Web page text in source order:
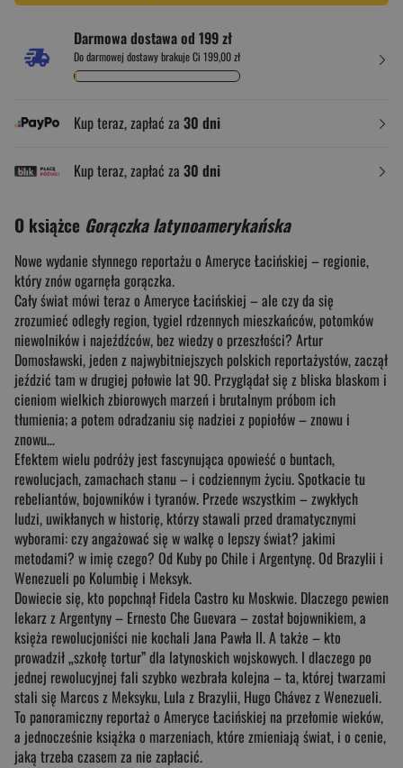
Darmowa dostawa od 199 zł
Do darmowej dostawy brakuje Ci 199,00 zł
Kup teraz, zapłać za 30 dni
Kup teraz, zapłać za 30 dni
O książce Gorączka latynoamerykańska
Nowe wydanie słynnego reportażu o Ameryce Łacińskiej – regionie,
który znów ogarnęła gorączka.
Cały świat mówi teraz o Ameryce Łacińskiej – ale czy da się
zrozumieć odległy region, tygiel rdzennych mieszkańców, potomków
niewolników i najeźdźców, bez wiedzy o przeszłości? Artur
Domosławski, jeden z najwybitniejszych polskich reportażystów, zaczął
jeździć tam w drugiej połowie lat 90. Przyglądał się z bliska blaskom i
cieniom wielkich zbiorowych marzeń i brutalnym próbom ich
tłumienia; a potem odradzaniu się nadziei z popiołów – znowu i
znowu…
Efektem wielu podróży jest fascynująca opowieść o buntach,
rewolucjach, zamachach stanu – i codziennym życiu. Spotkacie tu
rebeliantów, bojowników i tyranów. Przede wszystkim – zwykłych
ludzi, uwikłanych w historię, którzy stawali przed dramatycznymi
wyborami: czy angażować się w walkę o lepszy świat? jakimi
metodami? w imię czego? Od Kuby po Chile i Argentynę. Od Brazylii i
Wenezueli po Kolumbię i Meksyk.
Dowiecie się, kto popchnął Fidela Castro ku Moskwie. Dlaczego pewien
lekarz z Argentyny – Ernesto Che Guevara – został bojownikiem, a
księża rewolucjoniści nie kochali Jana Pawła II. A także – kto
prowadził „szkołę tortur” dla latynoskich wojskowych. I dlaczego po
jednej rewolucyjnej fali szybko wezbrała kolejna – ta, której twarzami
stali się Marcos z Meksyku, Lula z Brazylii, Hugo Chávez z Wenezueli.
To panoramiczny reportaż o Ameryce Łacińskiej na przełomie wieków,
a jednocześnie książka o marzeniach, które zmieniają świat, i o cenie,
jaką trzeba czasem za nie zapłacić.